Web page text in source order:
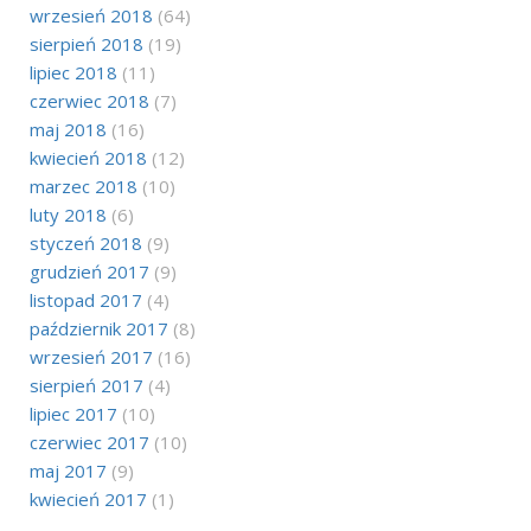
wrzesień 2018 (64)
sierpień 2018 (19)
lipiec 2018 (11)
czerwiec 2018 (7)
maj 2018 (16)
kwiecień 2018 (12)
marzec 2018 (10)
luty 2018 (6)
styczeń 2018 (9)
grudzień 2017 (9)
listopad 2017 (4)
październik 2017 (8)
wrzesień 2017 (16)
sierpień 2017 (4)
lipiec 2017 (10)
czerwiec 2017 (10)
maj 2017 (9)
kwiecień 2017 (1)